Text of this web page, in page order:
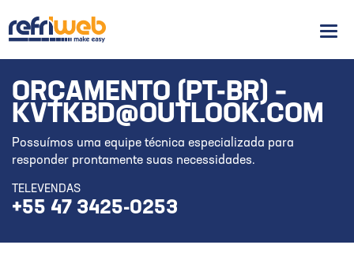
ORÇAMENTO (PT-BR) –
KVTKBD@OUTLOOK.COM
Possuímos uma equipe técnica especializada para
responder prontamente suas necessidades.
TELEVENDAS
+55 47 3425-0253